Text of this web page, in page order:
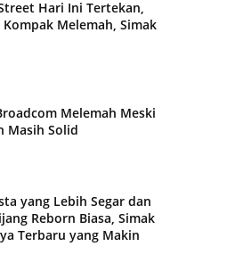
Hari Ini Tertekan,
Melemah, Simak
Melemah Meski
Masih Solid
yang Lebih Segar dan
Reborn Biasa, Simak
Terbaru yang Makin